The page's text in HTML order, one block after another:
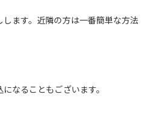
ます。近隣の方は一番簡単な方法
なることもございます。